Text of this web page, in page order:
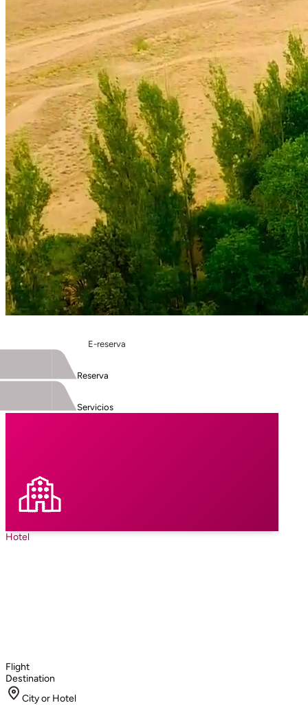
E-reserva
Reserva
Servicios
Hotel
Flight
Destination
City or Hotel